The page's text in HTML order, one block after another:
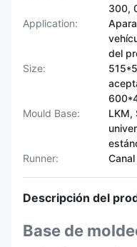
300,
Application:
del
Size:
Mould Base:
LKM,
Runner:
Descripción del
Base de